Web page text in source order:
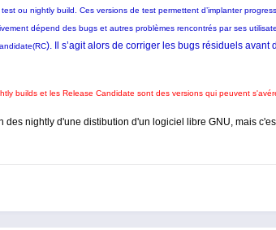
ou nightly build. Ces versions de test permettent d’implanter
dépend des bugs et autres problèmes rencontrés par ses
). Il s’agit alors de corriger les bugs résiduels
builds et les Release Candidate sont des versions qui peuvent
des nightly d'une distibution d'un logiciel libre GNU, mais